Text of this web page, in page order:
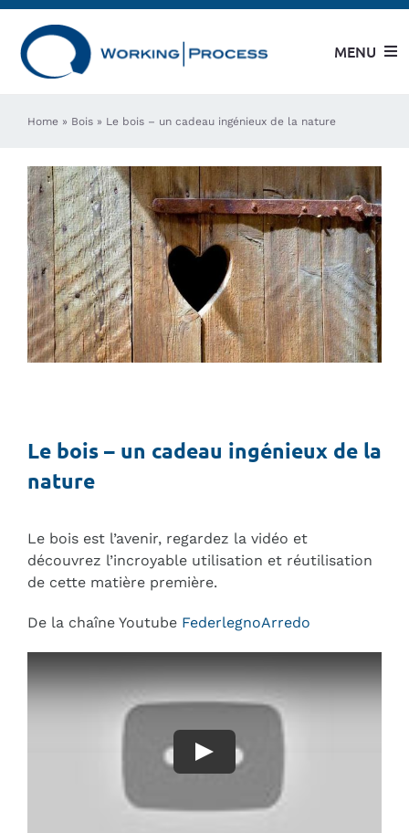
Skip
content
MENU
Enterprise
Modèles WP
Modèles CML
Service au client
Partners
Occasion garantie
Home» Bois» Le bois – un cadeau ingénieux de la nature
Le bois – un cadeau ingénieux de la
nature
Le bois est l’avenir, regardez la vidéo et
découvrez l’incroyable utilisation et réutilisation
de cette matière première.
De la chaîne Youtube FederlegnoArredo